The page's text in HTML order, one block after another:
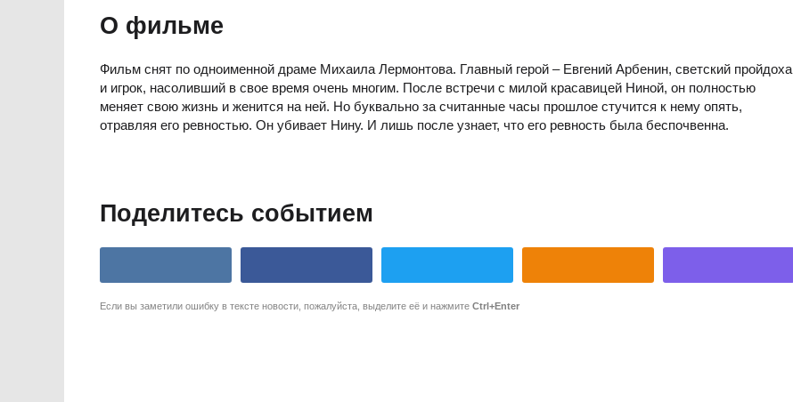
О фильме
Фильм снят по одноименной драме Михаила Лермонтова. Главный герой – Евгений Арбенин, светский пройдоха
и игрок, насоливший в свое время очень многим. После встречи с милой красавицей Ниной, он полностью
меняет свою жизнь и женится на ней. Но буквально за считанные часы прошлое стучится к нему опять,
отравляя его ревностью. Он убивает Нину. И лишь после узнает, что его ревность была беспочвенна.
Поделитесь событием
Если вы заметили ошибку в тексте новости, пожалуйста, выделите её и нажмите Ctrl+Enter